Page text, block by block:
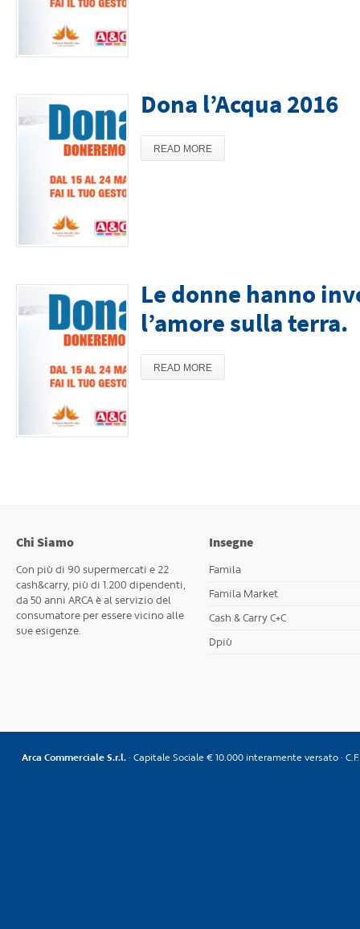
Dona l’Acqua 2016
READ MORE
Le donne hanno
l’amore sulla terra.
READ MORE
Chi Siamo
Con più di 90 supermercati e 22
cash&carry, più di 1.200 dipendenti,
da 50 anni ARCA è al servizio del
consumatore per essere vicino alle
sue esigenze.
Insegne
Famila
Famila Market
Cash & Carry C+C
Dpiù
Arca Commerciale S.r.l. · Capitale Sociale € 10.000 interamente versato ·